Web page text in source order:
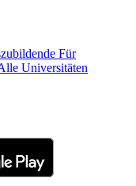
Für
Universitäten